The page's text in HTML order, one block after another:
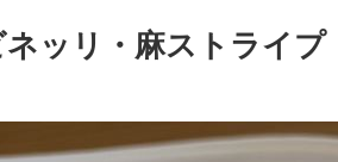
ネッリ・麻ストライ